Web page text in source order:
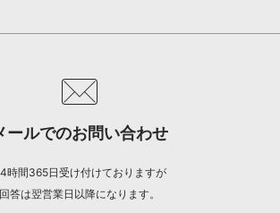
ールでのお問い合わせ
時間365日受け付けておりますが
回答は翌営業日以降になります。